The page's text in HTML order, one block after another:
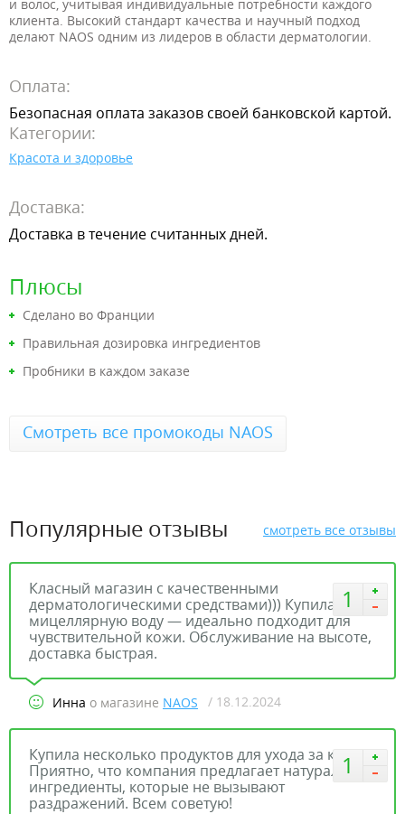
и волос, учитывая индивидуальные потребности каждого
клиента. Высокий стандарт качества и научный подход
делают NAOS одним из лидеров в области дерматологии.
Оплата:
Безопасная оплата заказов своей банковской картой.
Категории:
Красота и здоровье
Доставка:
Доставка в течение считанных дней.
Плюсы
Сделано во Франции
Правильная дозировка ингредиентов
Пробники в каждом заказе
Смотреть все промокоды NAOS
Популярные отзывы смотреть все отзывы
1
Класный магазин с качественными
дерматологическими средствами))) Купила
мицеллярную воду — идеально подходит для
чувствительной кожи. Обслуживание на высоте,
доставка быстрая.
Инна о магазине NAOS / 18.12.2024
1
Купила несколько продуктов для ухода за кожей.
Приятно, что компания предлагает натуральные
ингредиенты, которые не вызывают
раздражений. Всем советую!